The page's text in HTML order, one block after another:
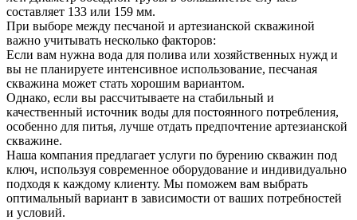
составляет 133 или 159 мм.
При выборе между песчаной и артезианской скважиной
важно учитывать несколько факторов:
Если вам нужна вода для полива или хозяйственных нужд и
вы не планируете интенсивное использование, песчаная
скважина может стать хорошим вариантом.
Однако, если вы рассчитываете на стабильный и
качественный источник воды для постоянного потребления,
особенно для питья, лучше отдать предпочтение артезианской
скважине.
Наша компания предлагает услуги по бурению скважин под
ключ, используя современное оборудование и индивидуально
подходя к каждому клиенту. Мы поможем вам выбрать
оптимальный вариант в зависимости от ваших потребностей
и условий.